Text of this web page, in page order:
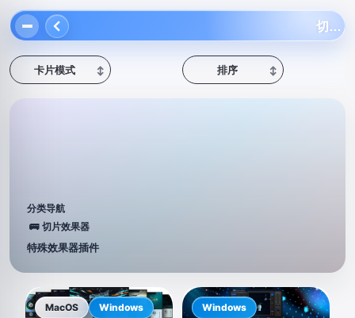
卡片模式 ↕ 排序 ↕
分类导航
🚌 切片效果器
特殊效果器插件
MacOS Windows Windows
切片效果器